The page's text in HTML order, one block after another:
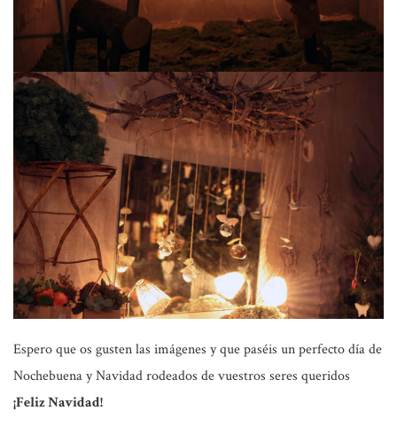
Espero que os gusten las imágenes y que paséis un perfecto día de
Nochebuena y Navidad rodeados de vuestros seres queridos
¡Feliz Navidad!